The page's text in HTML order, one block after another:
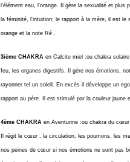
l'élément eau, l'orange. Il gère la sexualité et plus
la féminité, l'intuition; le rapport à la mère, il est
orange et la note Ré .
3ième CHAKRA en Calcite miel :ou chakra
feu, les organes digestifs. Il gère nos émotions,
rayonner tel un soleil. En excès il développe un
rapport au père. Il est stimulé par la couleur jaune
4ème CHAKRA en Aventurine :ou chakra du
Il régit le cœur , la circulation, les poumons, les
nos peines de cœur si nos émotions ne sont pas